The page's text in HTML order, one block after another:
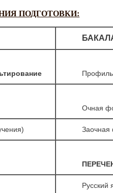
ПОДГОТОВКИ:
Профиль
Очная
Заочная
Русский